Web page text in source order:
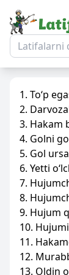
1. To‘p
2.
3. Hakam
4. Golni
5. Gol
6. Yetti
7.
8.
9. Hujum
10.
11.
12.
13. Oldin